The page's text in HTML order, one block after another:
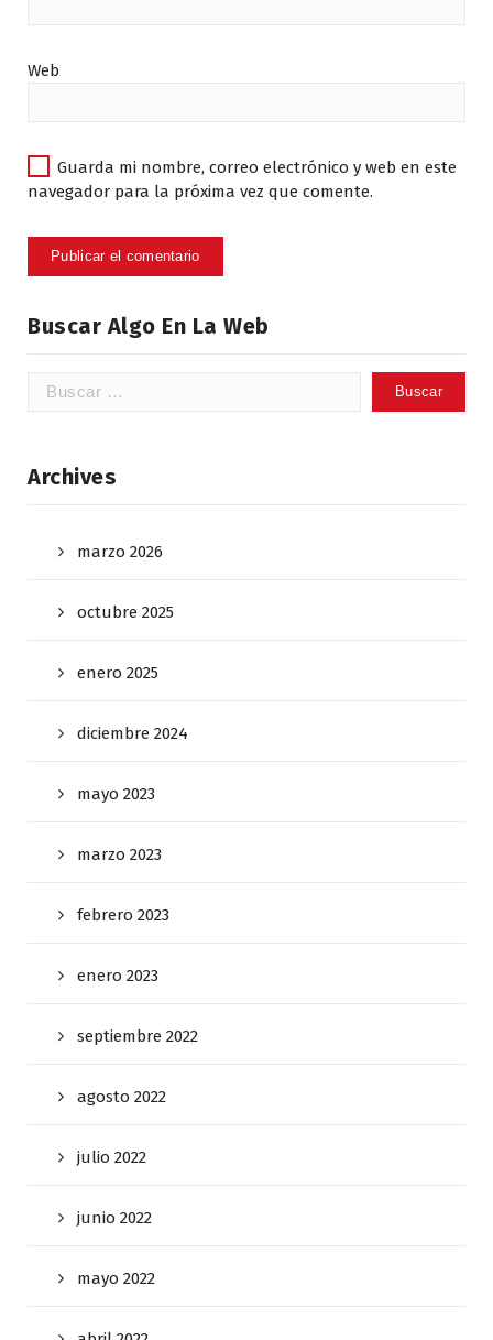
Web
Guarda mi nombre, correo electrónico y web en este
navegador para la próxima vez que comente.
Buscar Algo En La Web
Buscar:
Archives
marzo 2026
octubre 2025
enero 2025
diciembre 2024
mayo 2023
marzo 2023
febrero 2023
enero 2023
septiembre 2022
agosto 2022
julio 2022
junio 2022
mayo 2022